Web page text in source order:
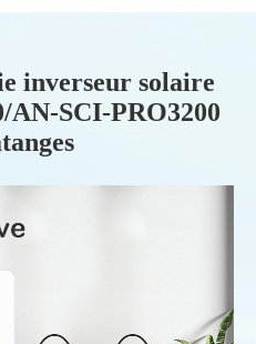
inverseur solaire
AN-SCI-PRO3200